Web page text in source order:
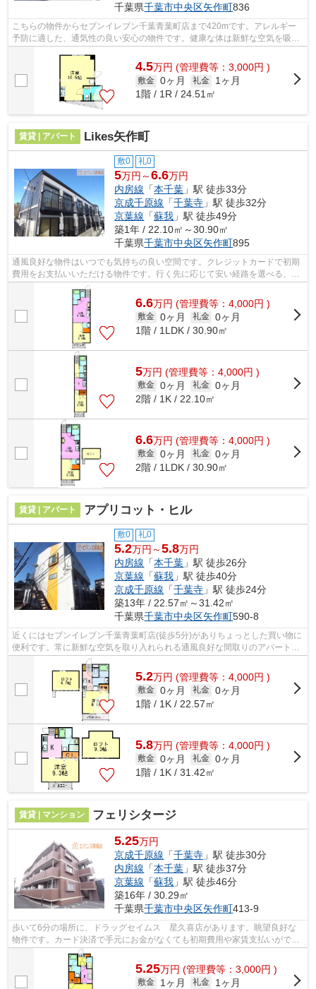
千葉県千葉市中央区矢作町836
こちらの物件からセブンイレブン千葉青葉町店まで420mです。アレルギー
予防に適した、通気性の良い安心の物件です。健康な体は新鮮な空気を吸う
ところから。こちらの物件では初期費用...
4.5万円 (管理費等：3,000円 )
敷金 0ヶ月 礼金
1ヶ月
1階 / 1R / 24.51㎡
賃貸 | アパート Likes矢作町
敷0 礼0
5万円～6.6万円
内房線 「本千葉 」駅 徒歩33分
京成千原線 「千葉寺 」駅 徒歩32分
京葉線 「蘇我 」駅 徒歩49分
築1年 / 22.10㎡～30.90㎡
千葉県千葉市中央区矢作町895
通風良好な物件はいつでも気持ちの良い空間です。クレジットカードで初期
費用をお支払いいただける物件です。行く先に応じて安い経路を選べる、3
駅利用可能な物件です。こだわりポイン...
6.6万円 (管理費等：4,000円 )
敷金 0ヶ月 礼金 0ヶ月
1階 / 1LDK / 30.90㎡
5万円 (管理費等：4,000円 )
敷金 0ヶ月 礼金 0ヶ月
2階 / 1K / 22.10㎡
6.6万円 (管理費等：4,000円 )
敷金 0ヶ月 礼金 0ヶ月
2階 / 1LDK / 30.90㎡
賃貸 | アパート アプリコット・ヒル
敷0 礼0
5.2万円～5.8万円
内房線 「本千葉 」駅 徒歩26分
京葉線 「蘇我 」駅 徒歩40分
京成千原線 「千葉寺 」駅 徒歩24分
築13年 / 22.57㎡～31.42㎡
千葉県千葉市中央区矢作町590-8
近くにはセブンイレブン千葉青葉町店(徒歩5分)がありちょっとした買い物に
便利です。常に新鮮な空気を取り入れられる通風良好な間取りのアパート。
眺望良好なアパートで魅力的です。当...
5.2万円 (管理費等：4,000円 )
敷金 0ヶ月 礼金 0ヶ月
1階 / 1K / 22.57㎡
5.8万円 (管理費等：4,000円 )
敷金 0ヶ月 礼金 0ヶ月
1階 / 1K / 31.42㎡
賃貸 | マンション フェリシタージ
5.25万円
京成千原線 「千葉寺 」駅 徒歩30分
内房線 「本千葉 」駅 徒歩37分
京葉線 「蘇我 」駅 徒歩46分
築16年 / 30.29㎡
千葉県千葉市中央区矢作町413-9
歩いて6分の場所に、ドラッグセイムス 星久喜店があります。眺望良好な
物件です。カード決済で手元にお金がなくても初期費用や家賃支払いができ
ます。新着情報：フェリシタージの空室...
5.25万円 (管理費等：3,000円 )
敷金 1ヶ月 礼金
1ヶ月